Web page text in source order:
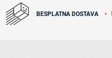
BESPLATNA DOSTAVA